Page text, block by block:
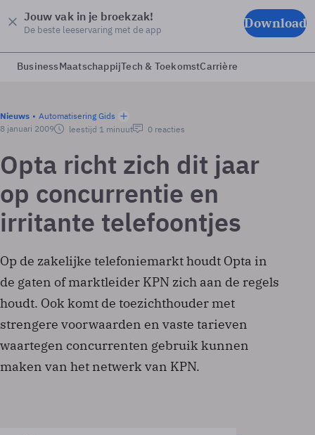
Jouw vak in je broekzak!
De beste leeservaring met de app Download
BusinessMaatschappijTech & ToekomstCarrière
Nieuws
Automatisering Gids
8 januari 2009
leestijd 1 minuut 0 reacties
Opta richt zich dit jaar
op concurrentie en
irritante telefoontjes
Op de zakelijke telefoniemarkt houdt Opta in
de gaten of marktleider KPN zich aan de regels
houdt. Ook komt de toezichthouder met
strengere voorwaarden en vaste tarieven
waartegen concurrenten gebruik kunnen
maken van het netwerk van KPN.